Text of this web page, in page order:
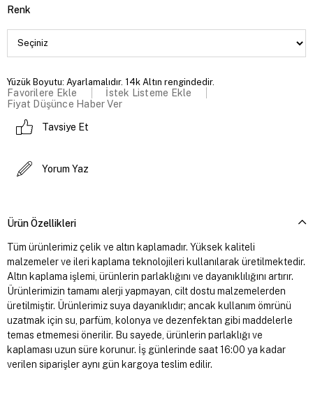
Renk
Yüzük Boyutu: Ayarlamalıdır. 14k Altın rengindedir.
Favorilere Ekle
İstek Listeme Ekle
Fiyat Düşünce Haber Ver
Tavsiye Et
Yorum Yaz
Ürün Özellikleri
Tüm ürünlerimiz çelik ve altın kaplamadır. Yüksek kaliteli
malzemeler ve ileri kaplama teknolojileri kullanılarak üretilmektedir.
Altın kaplama işlemi, ürünlerin parlaklığını ve dayanıklılığını artırır.
Ürünlerimizin tamamı alerji yapmayan, cilt dostu malzemelerden
üretilmiştir. Ürünlerimiz suya dayanıklıdır; ancak kullanım ömrünü
uzatmak için su, parfüm, kolonya ve dezenfektan gibi maddelerle
temas etmemesi önerilir. Bu sayede, ürünlerin parlaklığı ve
kaplaması uzun süre korunur. İş günlerinde saat 16:00 ya kadar
verilen siparişler aynı gün kargoya teslim edilir.